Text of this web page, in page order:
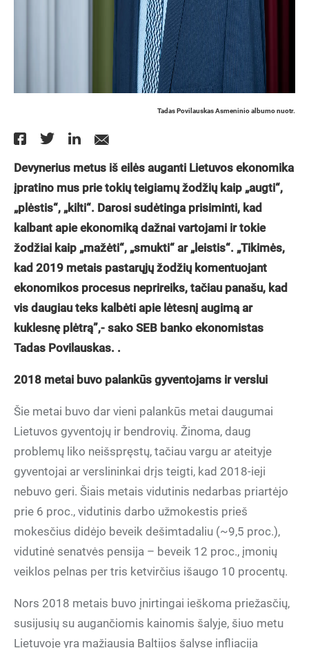
Tadas Povilauskas Asmeninio albumo nuotr.
Devynerius metus iš eilės auganti Lietuvos ekonomika
įpratino mus prie tokių teigiamų žodžių kaip „augti“,
„plėstis“, „kilti“. Darosi sudėtinga prisiminti, kad
kalbant apie ekonomiką dažnai vartojami ir tokie
žodžiai kaip „mažėti“, „smukti“ ar „leistis“. „Tikimės,
kad 2019 metais pastarųjų žodžių komentuojant
ekonomikos procesus neprireiks, tačiau panašu, kad
vis daugiau teks kalbėti apie lėtesnį augimą ar
kuklesnę plėtrą”,- sako SEB banko ekonomistas
Tadas Povilauskas. .
2018 metai buvo palankūs gyventojams ir verslui
Šie metai buvo dar vieni palankūs metai daugumai
Lietuvos gyventojų ir bendrovių. Žinoma, daug
problemų liko neišspręstų, tačiau vargu ar ateityje
gyventojai ar verslininkai drįs teigti, kad 2018-ieji
nebuvo geri. Šiais metais vidutinis nedarbas priartėjo
prie 6 proc., vidutinis darbo užmokestis prieš
mokesčius didėjo beveik dešimtadaliu (~9,5 proc.),
vidutinė senatvės pensija – beveik 12 proc., įmonių
veiklos pelnas per tris ketvirčius išaugo 10 procentų.
Nors 2018 metais buvo įnirtingai ieškoma priežasčių,
susijusių su augančiomis kainomis šalyje, šiuo metu
Lietuvoje yra mažiausia Baltijos šalyse infliacija